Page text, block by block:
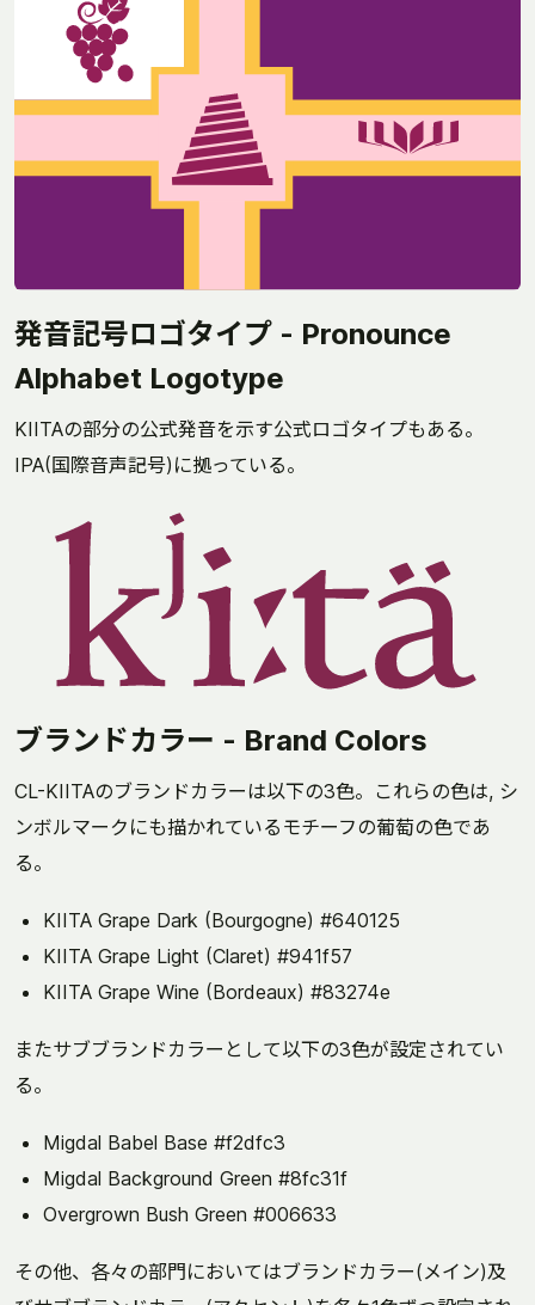
発音記号ロゴタイプ - Pronounce
Alphabet Logotype
KIITAの部分の公式発音を示す公式ロゴタイプもある。
IPA(国際音声記号)に拠っている。
ブランドカラー - Brand Colors
CL-KIITAのブランドカラーは以下の3色。これらの色は, シ
ンボルマークにも描かれているモチーフの葡萄の色であ
る。
KIITA Grape Dark (Bourgogne) #640125
KIITA Grape Light (Claret) #941f57
KIITA Grape Wine (Bordeaux) #83274e
またサブブランドカラーとして以下の3色が設定されてい
る。
Migdal Babel Base #f2dfc3
Migdal Background Green #8fc31f
Overgrown Bush Green #006633
その他、各々の部門においてはブランドカラー(メイン)及